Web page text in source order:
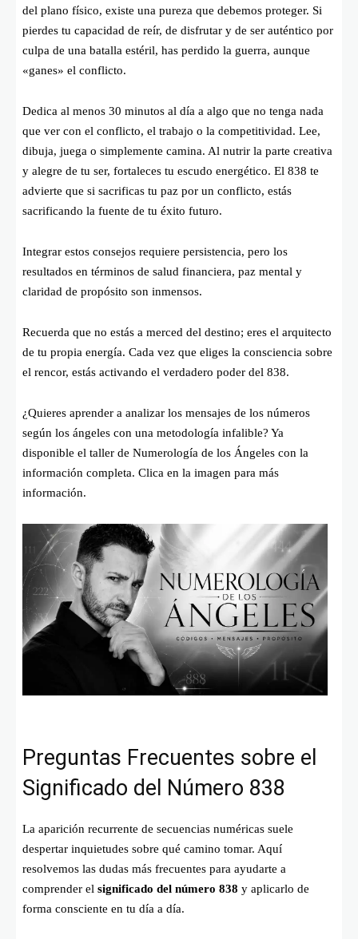
del plano físico, existe una pureza que debemos proteger. Si
pierdes tu capacidad de reír, de disfrutar y de ser auténtico por
culpa de una batalla estéril, has perdido la guerra, aunque
«ganes» el conflicto.
Dedica al menos 30 minutos al día a algo que no tenga nada
que ver con el conflicto, el trabajo o la competitividad. Lee,
dibuja, juega o simplemente camina. Al nutrir la parte creativa
y alegre de tu ser, fortaleces tu escudo energético. El 838 te
advierte que si sacrificas tu paz por un conflicto, estás
sacrificando la fuente de tu éxito futuro.
Integrar estos consejos requiere persistencia, pero los
resultados en términos de salud financiera, paz mental y
claridad de propósito son inmensos.
Recuerda que no estás a merced del destino; eres el arquitecto
de tu propia energía. Cada vez que eliges la consciencia sobre
el rencor, estás activando el verdadero poder del 838.
¿Quieres aprender a analizar los mensajes de los números
según los ángeles con una metodología infalible? Ya
disponible el taller de Numerología de los Ángeles con la
información completa. Clica en la imagen para más
información.
Preguntas Frecuentes sobre el
Significado del Número 838
La aparición recurrente de secuencias numéricas suele
despertar inquietudes sobre qué camino tomar. Aquí
resolvemos las dudas más frecuentes para ayudarte a
comprender el significado del número 838 y aplicarlo de
forma consciente en tu día a día.